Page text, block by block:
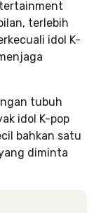
terlebih
idol K-
tubuh
idol K-pop
bahkan satu
diminta